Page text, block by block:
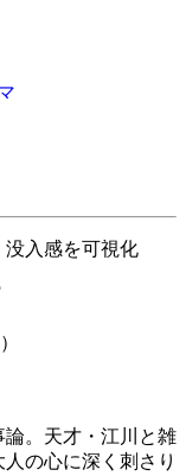
没入感を可視化
。天才・江川と雑
の心に深く刺さり